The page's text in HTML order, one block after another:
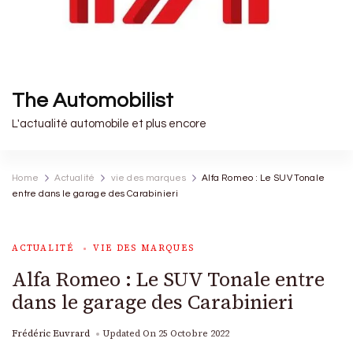
The Automobilist
L'actualité automobile et plus encore
Home Actualité vie des marques
Alfa Romeo : Le SUV Tonale
entre dans le garage des Carabinieri
ACTUALITÉ VIE DES MARQUES
Alfa Romeo : Le SUV Tonale entre
dans le garage des Carabinieri
Frédéric Euvrard Updated On 25 Octobre 2022